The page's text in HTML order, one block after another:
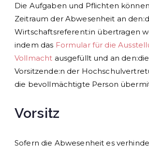
Die Aufgaben und Pflichten
Zeitraum der Abwesenheit an
Wirtschaftsreferent:in übertragen
indem das Formular für die
Vollmacht ausgefüllt und an den:die
Vorsitzende:n der
die bevollmächtigte Person
Vorsitz
Sofern die Abwesenheit es